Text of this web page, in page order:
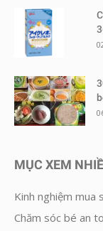
MỤC XEM
Kinh nghiệm mua
Chăm sóc bé an